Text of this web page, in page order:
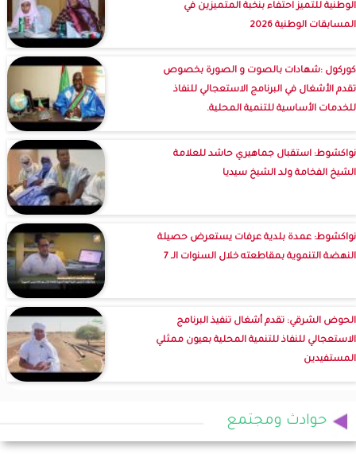
الوطنية للتميز احتفاء بنخبة المتميزين في
المسابقات الوطنية 2026
كوركول :شهادات بالصوت و الصورة بخصوص
تقدم الأشغال في البرنامج الاستعجالي للنفاذ
للخدمات الأساسية للتنمية المحلية.
نواكشوط: استقبال جماهيري حاشد للعلامة
الشيخ الفخامة ولد الشيخ سيديا
نواكشوط: عمدة بلدية عرفات يستعرض حصيلة
النهضة التنموية بمقاطعته خلال السنوات الـ 7
الحوض الشرقي: تقدم أشغال تنفيذ البرنامج
الاستعجالي للنفاذ للتنمية المحلية بعيون ممثلي
المستفيدين
حوادث ومجتمع